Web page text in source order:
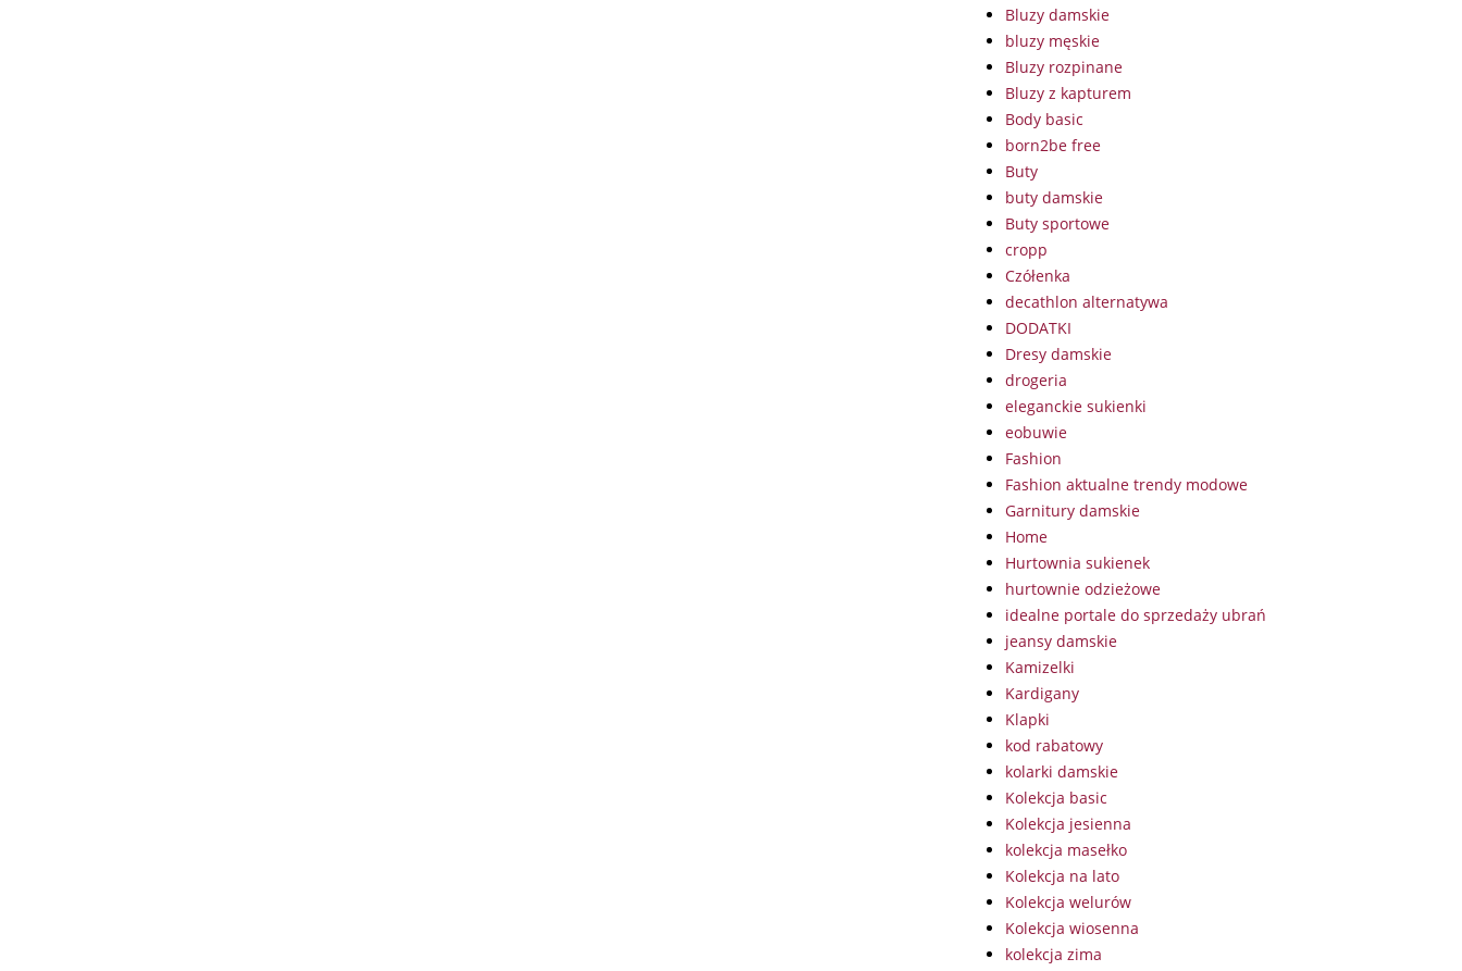
Bluzy damskie
bluzy męskie
Bluzy rozpinane
Bluzy z kapturem
Body basic
born2be free
Buty
buty damskie
Buty sportowe
cropp
Czółenka
decathlon alternatywa
DODATKI
Dresy damskie
drogeria
eleganckie sukienki
eobuwie
Fashion
Fashion aktualne trendy modowe
Garnitury damskie
Home
Hurtownia sukienek
hurtownie odzieżowe
idealne portale do sprzedaży ubrań
jeansy damskie
Kamizelki
Kardigany
Klapki
kod rabatowy
kolarki damskie
Kolekcja basic
Kolekcja jesienna
kolekcja masełko
Kolekcja na lato
Kolekcja welurów
Kolekcja wiosenna
kolekcja zima